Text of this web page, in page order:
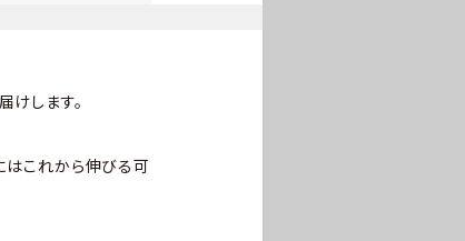
します。
はこれから伸びる可